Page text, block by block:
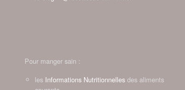
Pour manger sain :
les Informations Nutritionnelles des aliments